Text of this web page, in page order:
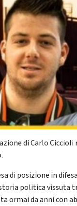
di Carlo
di posizione in
politica vissuta
ormai da anni con